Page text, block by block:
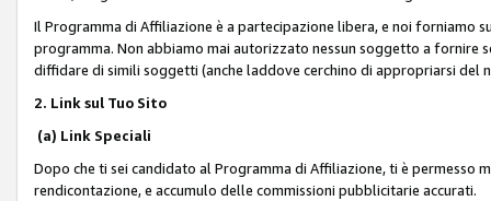
Il Programma di Affiliazione è a partecipazione libera, e noi forniamo
programma. Non abbiamo mai autorizzato nessun soggetto a fornire
diffidare di simili soggetti (anche laddove cerchino di appropriarsi
2. Link sul Tuo Sito
(a) Link Speciali
Dopo che ti sei candidato al Programma di Affiliazione, ti è permesso
rendicontazione, e accumulo delle commissioni pubblicitarie accurati.